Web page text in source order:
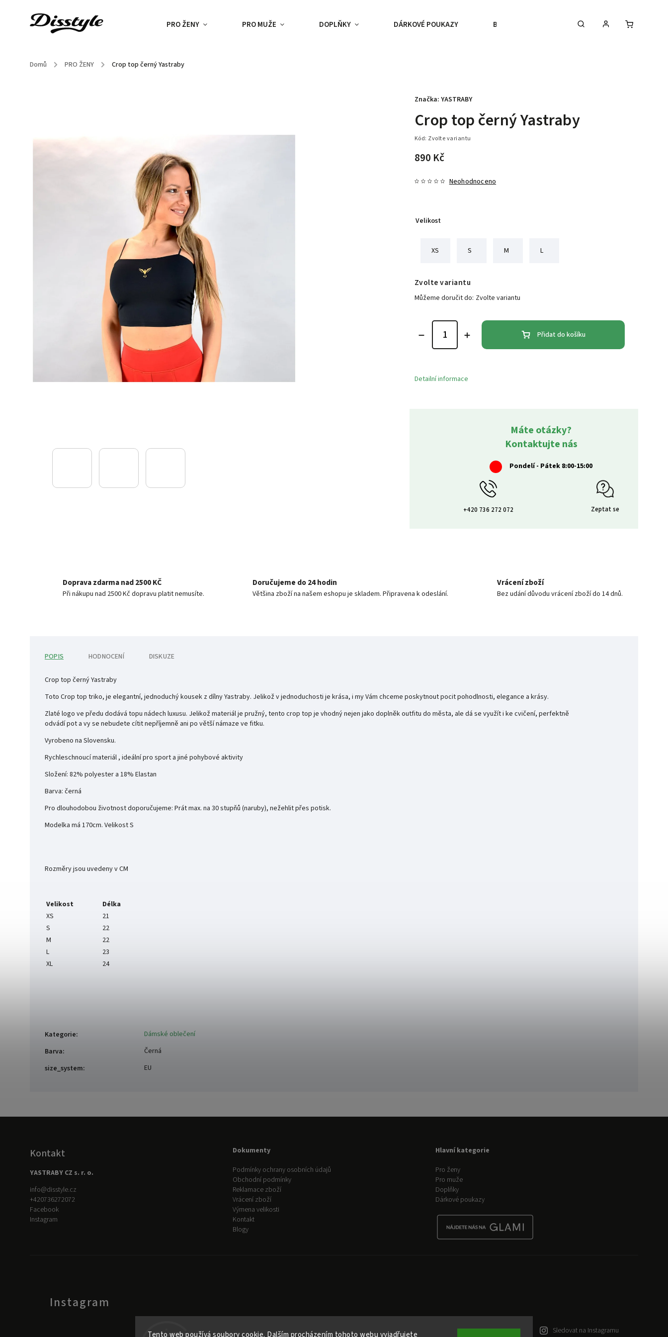
Tento web používá soubory cookie. Dalším procházením tohoto webu vyjadřujete
PRO ŽENY PRO MUŽE DOPLŇKY DÁRKOVÉ POUKAZY BLACK FRIDAY VÝPRODEJ
Domů / PRO ŽENY / Crop top černý Yastraby
Crop top černý Yastraby
Kód: Zvolte variantu
890 Kč
Neohodnoceno
Značka: YASTRABY
Velikost
XS S M L
Zvolte variantu
Můžeme doručit do: Zvolte variantu
Přidat do košíku
Detailní informace
Máte otázky?
Kontaktujte nás
Pondelí - Pátek 8:00-15:00
+420 736 272 072 Zeptat se
Doprava zdarma nad 2500 KČ
Při nákupu nad 2500 Kč dopravu platit nemusíte.
Doručujeme do 24 hodin
Většina zboží na našem eshopu je skladem. Připravena k odeslání.
Vrácení zboží
Bez udání důvodu vrácení zboží do 14 dnů.
POPIS HODNOCENÍ DISKUZE
Crop top černý Yastraby
Toto Crop top triko, je elegantní, jednoduchý kousek z dílny Yastraby. Jelikož v jednoduchosti je krása, i my Vám chceme poskytnout pocit pohodlnosti, elegance a krásy.
Zlaté logo ve předu dodává topu nádech luxusu. Jelikož materiál je pružný, tento crop top je vhodný nejen jako doplněk outfitu do města, ale dá se využít i ke cvičení, perfektně
odvádí pot a vy se nebudete cítit nepříjemně ani po větší námaze ve fitku.
Vyrobeno na Slovensku.
Rychleschnoucí materiál , ideální pro sport a jiné pohybové aktivity
Složení: 82% polyester a 18% Elastan
Barva: černá
Pro dlouhodobou životnost doporučujeme: Prát max. na 30 stupňů (naruby), nežehlit přes potisk.
Modelka má 170cm. Velikost S
Rozměry jsou uvedeny v CM
Velikost
Délka
XS
21
S
22
M
22
L
23
XL
24
Kategorie:
Dámské oblečení
Barva:
Černá
size_system: EU
Kontakt
YASTRABY CZ s. r. o.
info@disstyle.cz
+420736272072
Facebook
Instagram
Dokumenty
Podmínky ochrany osobních údajů
Obchodní podmínky
Reklamace zboží
Vrácení zboží
Výmena velikosti
Kontakt
Blogy
Hlavní kategorie
Pro ženy
Pro muže
Doplňky
Dárkové poukazy
Instagram
Sledovat na Instagramu